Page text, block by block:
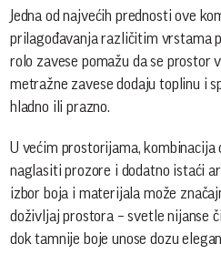
Jedna od najvećih prednosti ove
prilagođavanja različitim vrstama
rolo zavese pomažu da se prostor
metražne zavese dodaju toplinu i
hladno ili prazno.
U većim prostorijama, kombinacija
naglasiti prozore i dodatno istaći
izbor boja i materijala može
doživljaj prostora – svetle nijanse
dok tamnije boje unose dozu